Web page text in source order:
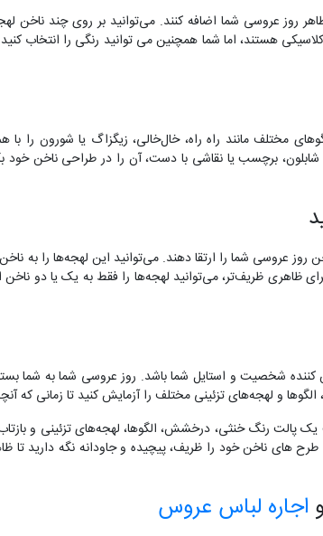
روز عروسی شما اضافه کنند. می‌توانید بر روی چند ناخن
هستند، اما شما همچنین می توانید رنگی را انتخاب
مختلف مانند راه راه، خال‌خالی، زیگزاگ یا شورون را با
برچسب یا نقاشی با دست، آن را در طراحی ناخن خود
روز عروسی شما را ارتقا دهند. می‌توانید این لهجه‌ها را به
ظریف‌تر، می‌توانید لهجه‌ها را فقط به یک یا دو ناخن
شخصیت و استایل شما باشد. روز عروسی شما به شما
و لهجه‌های تزئینی مختلف را آزمایش کنید تا زمانی که
یک پالت رنگ خنثی، درخشش، الگوها، لهجه‌های تزئینی و
های ناخن خود را ظریف، پیچیده و جاودانه نگه دارید تا
و اجاره لباس عروس